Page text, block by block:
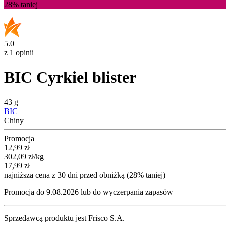
28% taniej
5.0
z 1 opinii
BIC Cyrkiel blister
43 g
BIC
Chiny
Promocja
Cena promocyjna
12,99 zł
302,09 zł/kg
17,99 zł
najniższa cena z 30 dni przed obniżką (28% taniej)
Promocja do 9.08.2026 lub do wyczerpania zapasów
Sprzedawcą produktu jest Frisco S.A.